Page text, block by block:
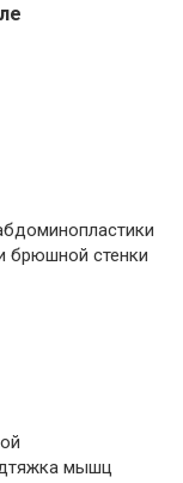
брюшной стенки
мышц